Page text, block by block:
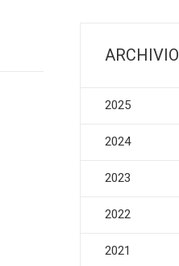
ARCHIVIO
2025
2024
2023
2022
2021